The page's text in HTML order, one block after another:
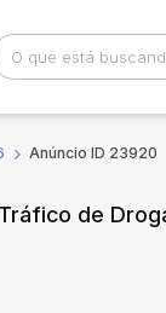
Categoria
Anúncio ID 23920
de